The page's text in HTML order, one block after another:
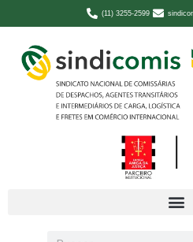
(11) 3255-2599